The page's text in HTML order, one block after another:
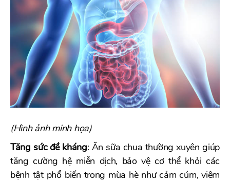
(Hình ảnh minh họa)
Tăng sức đề kháng: Ăn sữa chua thường xuyên giúp
tăng cường hệ miễn dịch, bảo vệ cơ thể khỏi các
bệnh tật phổ biến trong mùa hè như cảm cúm, viêm